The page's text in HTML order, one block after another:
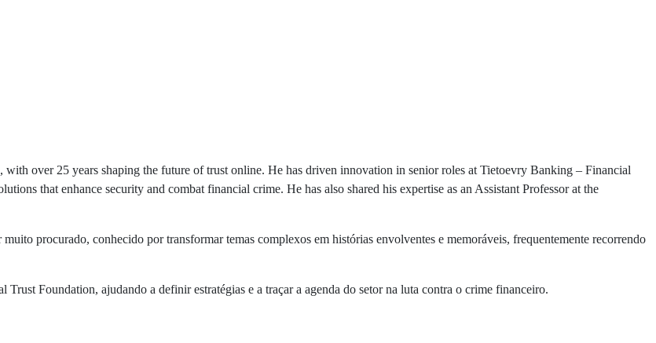
over 25 years shaping the future of trust online. He has driven innovation in senior roles at Tietoevry Banking – Financial
that enhance security and combat financial crime. He has also shared his expertise as an Assistant Professor at the
procurado, conhecido por transformar temas complexos em histórias envolventes e memoráveis, frequentemente recorrendo
Foundation, ajudando a definir estratégias e a traçar a agenda do setor na luta contra o crime financeiro.